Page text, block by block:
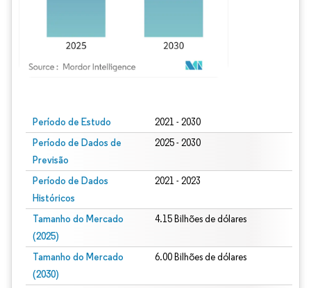
Período de Estudo 2021 - 2030
Período de Dados de
Previsão
2025 - 2030
Período de Dados
Históricos
2021 - 2023
Tamanho do Mercado
(2025)
4.15 Bilhões de dólares
Tamanho do Mercado
(2030)
6.00 Bilhões de dólares